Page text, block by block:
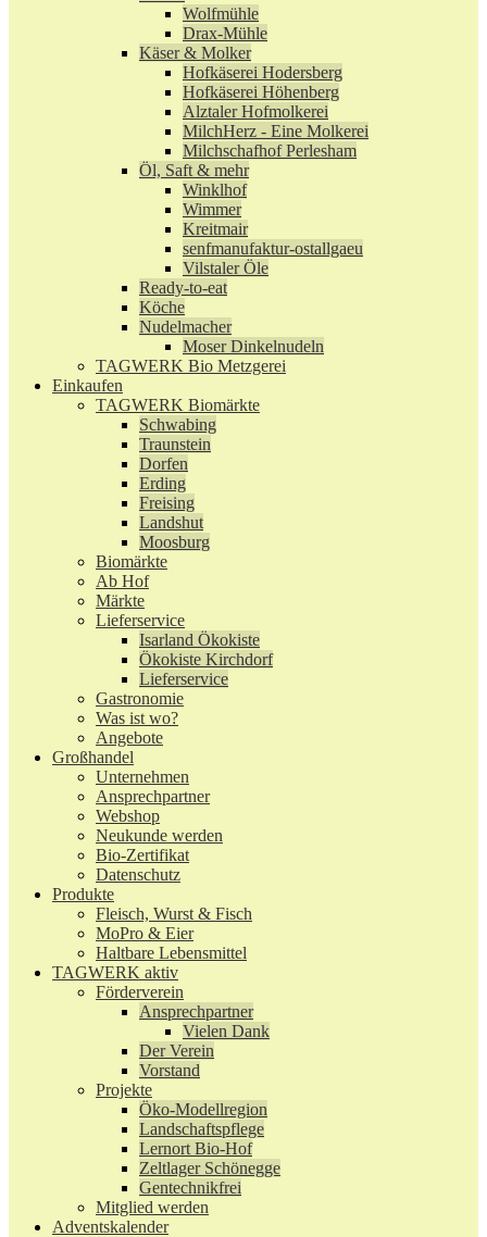
Wolfmühle
Drax-Mühle
Käser & Molker
Hofkäserei Hodersberg
Hofkäserei Höhenberg
Alztaler Hofmolkerei
MilchHerz - Eine Molkerei
Milchschafhof Perlesham
Öl, Saft & mehr
Winklhof
Wimmer
Kreitmair
senfmanufaktur-ostallgaeu
Vilstaler Öle
Ready-to-eat
Köche
Nudelmacher
Moser Dinkelnudeln
TAGWERK Bio Metzgerei
Einkaufen
TAGWERK Biomärkte
Schwabing
Traunstein
Dorfen
Erding
Freising
Landshut
Moosburg
Biomärkte
Ab Hof
Märkte
Lieferservice
Isarland Ökokiste
Ökokiste Kirchdorf
Lieferservice
Gastronomie
Was ist wo?
Angebote
Großhandel
Unternehmen
Ansprechpartner
Webshop
Neukunde werden
Bio-Zertifikat
Datenschutz
Produkte
Fleisch, Wurst & Fisch
MoPro & Eier
Haltbare Lebensmittel
TAGWERK aktiv
Förderverein
Ansprechpartner
Vielen Dank
Der Verein
Vorstand
Projekte
Öko-Modellregion
Landschaftspflege
Lernort Bio-Hof
Zeltlager Schönegge
Gentechnikfrei
Mitglied werden
Adventskalender